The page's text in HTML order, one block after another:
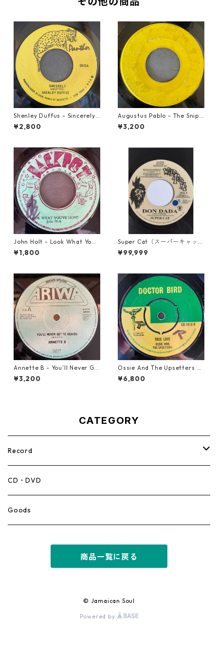
Shenley Duffus - Sincerely
【7-22021】
¥2,800
Augustus Pablo - The Snipe
r【7-21945】
¥3,200
John Holt - Look What Yo
u've Done【7-21817】
¥1,800
Super Cat（スーパーキャッ
ト） - Don Dada【7inch】
¥99,999
Annette B - You'll Never Ge
t To Heaven【12-50058】
¥3,200
Ossie And The Upsetters -
True Love【7-22000】
¥6,800
CATEGORY
Record
Mento,Calypso,Ballad
Ska
CD・DVD
Goods
商品一覧に戻る
© Jamaican Soul
Powered by